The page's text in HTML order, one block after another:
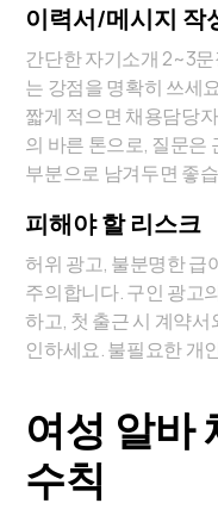
이력서/메시지 작
간단한 자기소개 2~3
는 강점을 명확히 쓰세
짧게 적으면 채용담당
의 바른 톤으로, 질문은
부분으로 남겨두면 좋
피해야 할 리스크
허위 광고, 불분명한 급
주의합니다. 구인 광고
하고, 첫 출근 시 계약
인하세요. 불필요한 개
여성 알바
수칙